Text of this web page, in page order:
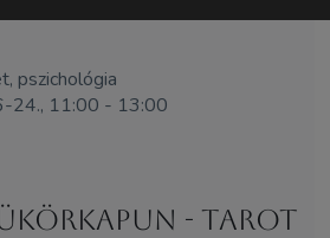
pszichológia
24., 11:00 - 13:00
- Tarot